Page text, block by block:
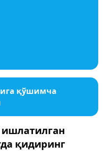
қўшимча
қидиринг